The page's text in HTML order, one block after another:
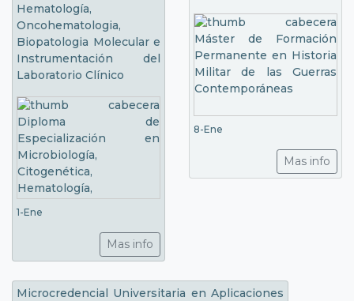
Hematología,
Oncohematologia,
Biopatologia Molecular e
Instrumentación del
Laboratorio Clínico
1-Ene
Mas info
8-Ene
Mas info
Microcredencial Universitaria en Aplicaciones